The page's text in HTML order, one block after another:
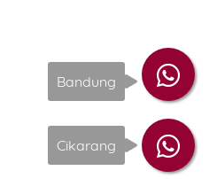
Bandung
Cikarang